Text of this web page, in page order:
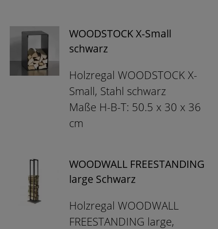
WOODSTOCK X-Small
schwarz
Holzregal WOODSTOCK X-
Small, Stahl schwarz
Maße H-B-T: 50.5 x 30 x 36
cm
WOODWALL FREESTANDING
large Schwarz
Holzregal WOODWALL
FREESTANDING large,